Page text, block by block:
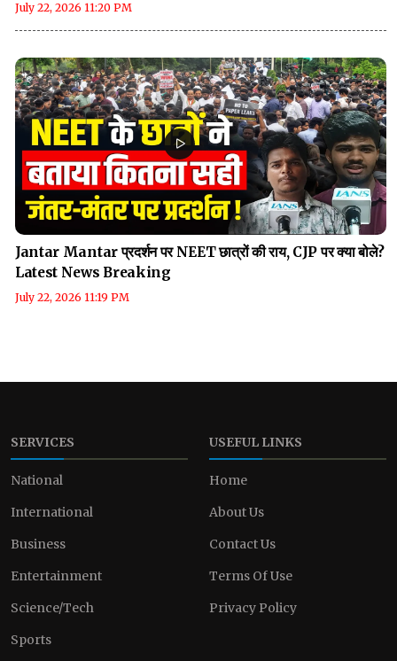
July 22, 2026 11:20 PM
Jantar Mantar प्रदर्शन पर NEET छात्रों की राय, CJP पर क्या बोले?
Latest News Breaking
July 22, 2026 11:19 PM
SERVICES
National
International
Business
Entertainment
Science/Tech
Sports
USEFUL LINKS
Home
About Us
Contact Us
Terms Of Use
Privacy Policy